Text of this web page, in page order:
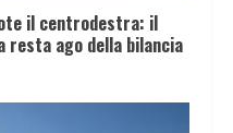
il centrodestra: il
resta ago della bilancia